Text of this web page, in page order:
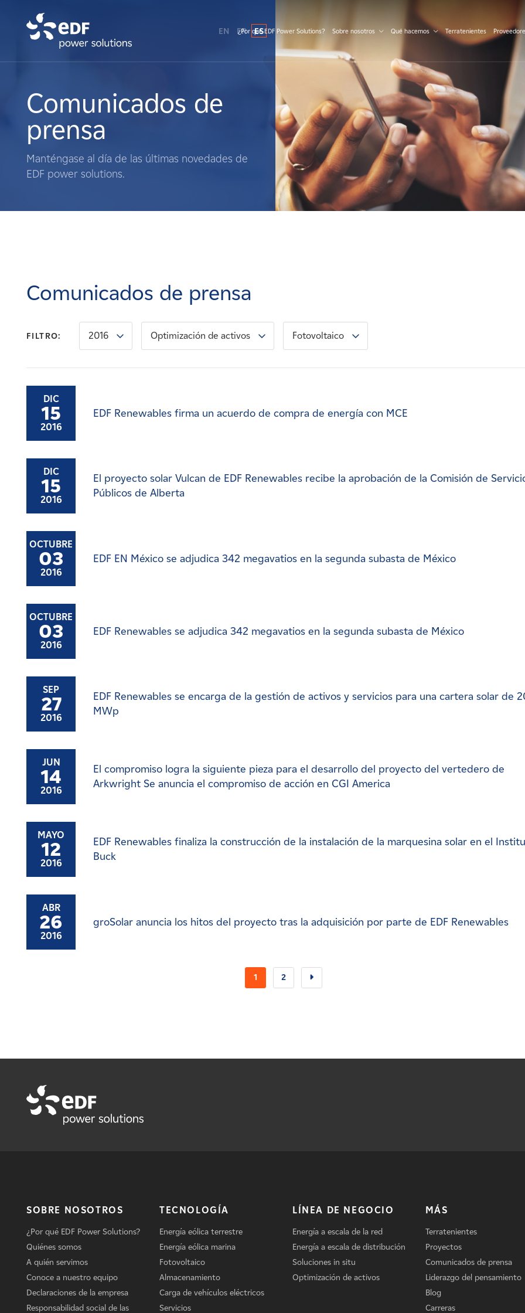
Qué hacemos
Terratenientes
Noticias
Contacte con
EN FR ES
¿Por qué EDF Power Solutions? Sobre nosotros Qué hacemos Terratenientes
Comunicados de
prensa
Manténgase al día de las últimas novedades de
EDF power solutions.
Comunicados de prensa
FILTRO: 2016 Optimización de activos Fotovoltaico
DIC
15
2016
EDF Renewables firma un acuerdo de compra de energía con MCE
DIC
15
2016
El proyecto solar Vulcan de EDF Renewables recibe la aprobación de la Comisión de
Públicos de Alberta
OCTUBRE
03
2016
EDF EN México se adjudica 342 megavatios en la segunda subasta de México
OCTUBRE
03
2016
EDF Renewables se adjudica 342 megavatios en la segunda subasta de México
SEP
27
2016
EDF Renewables se encarga de la gestión de activos y servicios para una cartera solar de
MWp
JUN
14
2016
El compromiso logra la siguiente pieza para el desarrollo del proyecto del vertedero de
Arkwright Se anuncia el compromiso de acción en CGI America
MAYO
12
2016
EDF Renewables finaliza la construcción de la instalación de la marquesina solar en el
Buck
ABR
26
2016
groSolar anuncia los hitos del proyecto tras la adquisición por parte de EDF Renewables
1 2
SOBRE NOSOTROS
¿Por qué EDF Power Solutions?
Quiénes somos
A quién servimos
Conoce a nuestro equipo
Declaraciones de la empresa
Responsabilidad social de las
TECNOLOGÍA
Energía eólica terrestre
Energía eólica marina
Fotovoltaico
Almacenamiento
Carga de vehículos eléctricos
Servicios
LÍNEA DE NEGOCIO
Energía a escala de la red
Energía a escala de distribución
Soluciones in situ
Optimización de activos
MÁS
Terratenientes
Proyectos
Comunicados de prensa
Liderazgo del pensamiento
Blog
Carreras